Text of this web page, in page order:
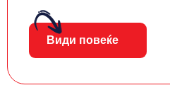
Види повеќе